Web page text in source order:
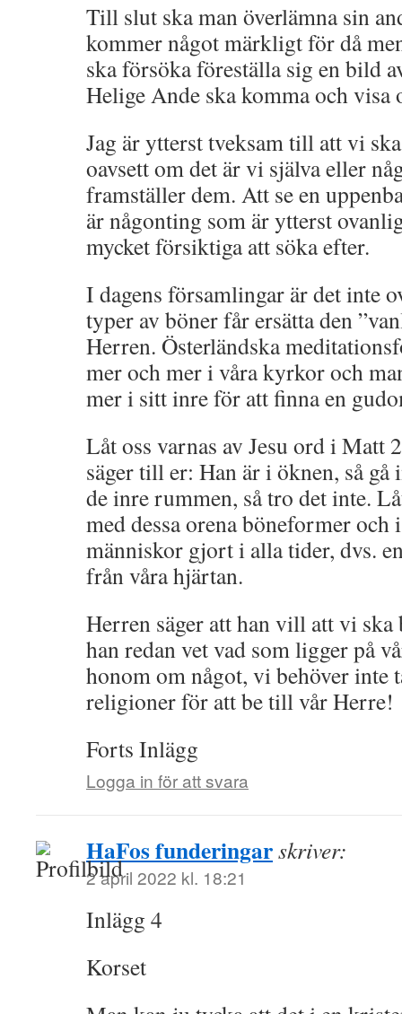
Till slut ska man överlämna sin
kommer något märkligt för då
ska försöka föreställa sig en bild
Helige Ande ska komma och visa
Jag är ytterst tveksam till att vi
oavsett om det är vi själva eller
framställer dem. Att se en
är någonting som är ytterst
mycket försiktiga att söka efter.
I dagens församlingar är det inte
typer av böner får ersätta den
Herren. Österländska
mer och mer i våra kyrkor och
mer i sitt inre för att finna en
Låt oss varnas av Jesu ord i Matt
säger till er: Han är i öknen, så
de inre rummen, så tro det inte.
med dessa orena böneformer och
människor gjort i alla tider, dvs.
från våra hjärtan.
Herren säger att han vill att vi ska
han redan vet vad som ligger på
honom om något, vi behöver inte
religioner för att be till vår Herre!
Forts Inlägg
Logga in för att svara
HaFos funderingarskriver:
2 april 2022 kl. 18:21
Inlägg 4
Korset